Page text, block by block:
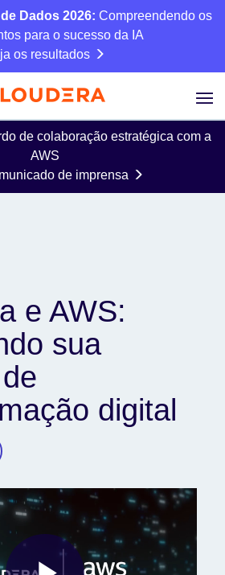
Dados 2026: Compreendendo os
para o sucesso da IA
os resultados
de colaboração estratégica com a
AWS
de imprensa
e AWS:
sua
digital